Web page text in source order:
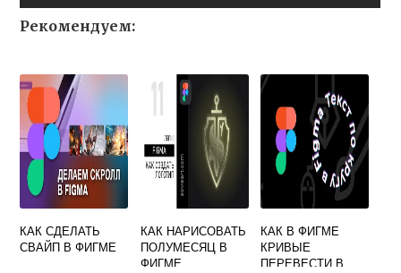
Рекомендуем:
КАК СДЕЛАТЬ
СВАЙП В ФИГМЕ
КАК НАРИСОВАТЬ
ПОЛУМЕСЯЦ В
ФИГМЕ
КАК В ФИГМЕ
КРИВЫЕ
ПЕРЕВЕСТИ В